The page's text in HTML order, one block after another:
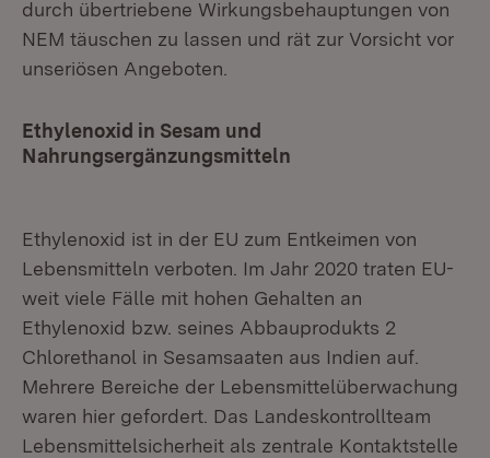
durch übertriebene Wirkungsbehauptungen von
NEM täuschen zu lassen und rät zur Vorsicht vor
unseriösen Angeboten.
Ethylenoxid in Sesam und
Nahrungsergänzungsmitteln
Ethylenoxid ist in der EU zum Entkeimen von
Lebensmitteln verboten. Im Jahr 2020 traten EU-
weit viele Fälle mit hohen Gehalten an
Ethylenoxid bzw. seines Abbauprodukts 2
Chlorethanol in Sesamsaaten aus Indien auf.
Mehrere Bereiche der Lebensmittelüberwachung
waren hier gefordert. Das Landeskontrollteam
Lebensmittelsicherheit als zentrale Kontaktstelle